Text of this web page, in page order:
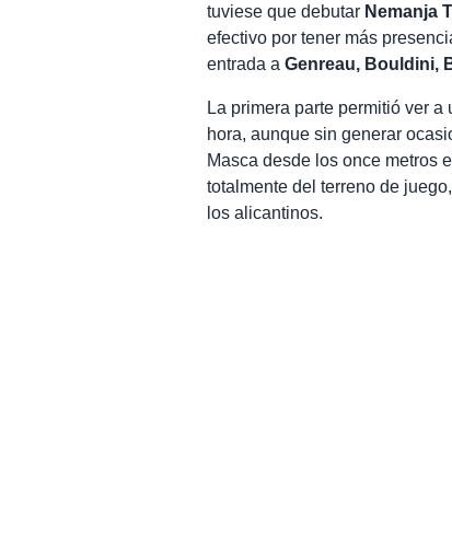
tuviese que debutar Nemanja
efectivo por tener más
entrada aGenreau, Bouldini,
La primera parte permitió ver
hora, aunque sin generar
Masca desde los once metros
totalmente del terreno de
los alicantinos.